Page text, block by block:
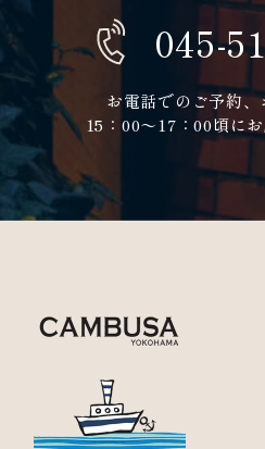
045-
お電話でのご予約
​​​​​​15：00〜17：00頃に